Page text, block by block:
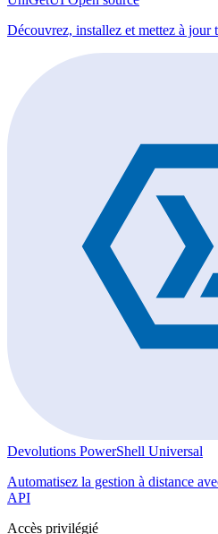
Découvrez, installez et mettez à jour
Devolutions PowerShell Universal
Automatisez la gestion à distance
API
Accès privilégié